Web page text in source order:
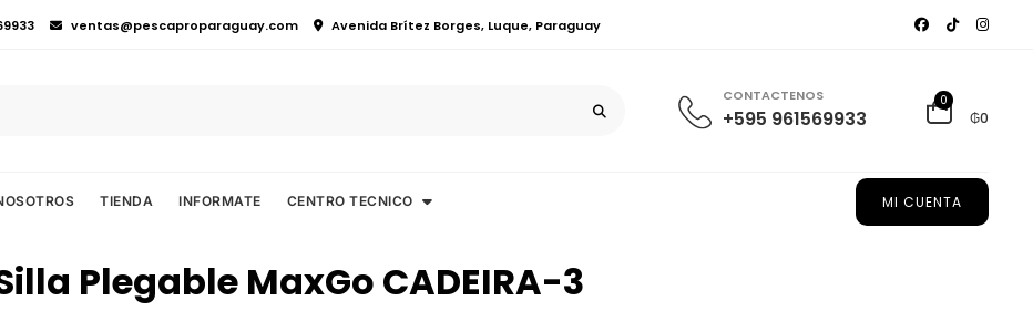
ventas@pescaproparaguay.com Avenida Brítez Borges, Luque, Paraguay
CONTACTENOS
+595 961569933
0
₲0
TIENDA INFORMATE CENTRO TECNICO MI CUENTA
Plegable MaxGo CADEIRA-3